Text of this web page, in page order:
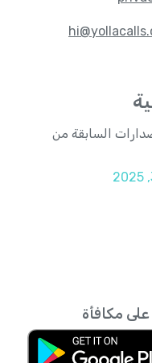
السابقة من
مكافأة